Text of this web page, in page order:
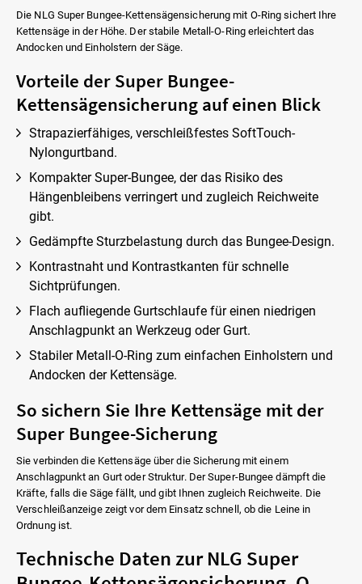
Die NLG Super Bungee-Kettensägensicherung mit O-Ring sichert Ihre
Kettensäge in der Höhe. Der stabile Metall-O-Ring erleichtert das
Andocken und Einholstern der Säge.
Vorteile der Super Bungee-
Kettensägensicherung auf einen Blick
Strapazierfähiges, verschleißfestes SoftTouch-
Nylongurtband.
Kompakter Super-Bungee, der das Risiko des
Hängenbleibens verringert und zugleich Reichweite
gibt.
Gedämpfte Sturzbelastung durch das Bungee-Design.
Kontrastnaht und Kontrastkanten für schnelle
Sichtprüfungen.
Flach aufliegende Gurtschlaufe für einen niedrigen
Anschlagpunkt an Werkzeug oder Gurt.
Stabiler Metall-O-Ring zum einfachen Einholstern und
Andocken der Kettensäge.
So sichern Sie Ihre Kettensäge mit der
Super Bungee-Sicherung
Sie verbinden die Kettensäge über die Sicherung mit einem
Anschlagpunkt an Gurt oder Struktur. Der Super-Bungee dämpft die
Kräfte, falls die Säge fällt, und gibt Ihnen zugleich Reichweite. Die
Verschleißanzeige zeigt vor dem Einsatz schnell, ob die Leine in
Ordnung ist.
Technische Daten zur NLG Super